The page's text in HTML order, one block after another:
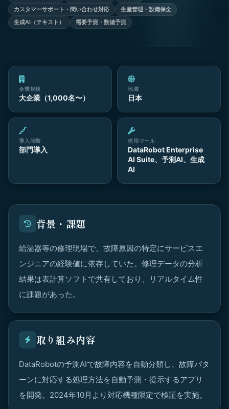
カスタマーサポート・問い合わせ対応
生産管理・設備保全
生成AI（テキスト）
需要予測・数値予測
企業規模
大企業（1,000名〜）
地域
日本
導入段階
部門導入
使用ツール
DataRobot Enterprise
AI Suite、予測AI、生成
AI
背景・課題
給湯器等の修理現場で、故障原因の特定にサービスエ
ンジニアの経験値に依存していた。修理データの分析
結果は表計算ソフトで共有しており、リアルタイム性
に課題があった。
取り組み内容
DataRobotの予測AIで故障内容を自動分類し、故障パタ
ーンに対応する処理方法を自動予測・提示するアプリ
を開発。2024年10月より対応機種限定で検証を実施。